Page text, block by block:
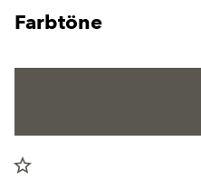
Farbtöne
star_border